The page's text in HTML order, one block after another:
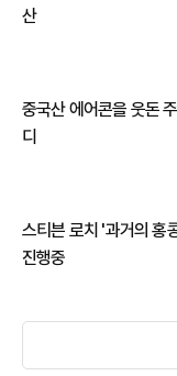
산
중국산 에어콘을 웃돈
디
스티븐 로치 '과거의 홍
진행중